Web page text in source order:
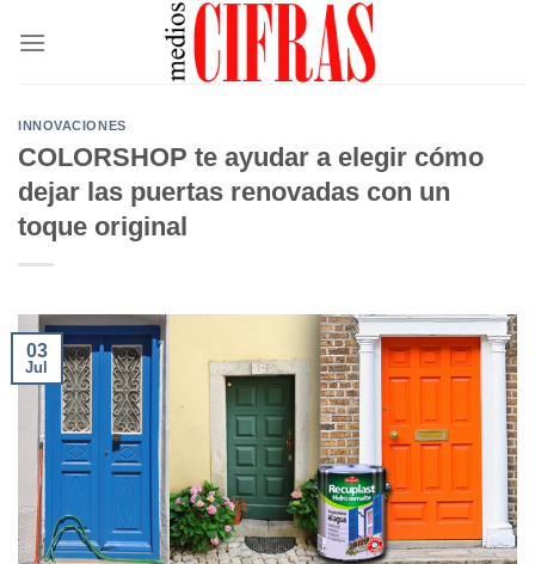
INNOVACIONES
COLORSHOP te ayudar a elegir cómo
dejar las puertas renovadas con un
toque original
03
Jul